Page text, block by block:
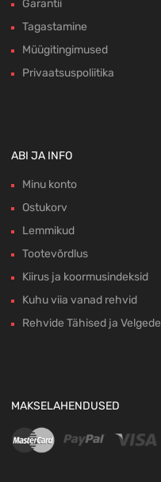
Garantii
Tagastamine
Müügitingimused
Privaatsuspoliitika
ABI JA INFO
Minu konto
Ostukorv
Lemmikud
Tootevõrdlus
Kiirus ja koormusindeksid
Kuhu viia vanad rehvid
Rehvide Tähised ja
MAKSELAHENDUSED